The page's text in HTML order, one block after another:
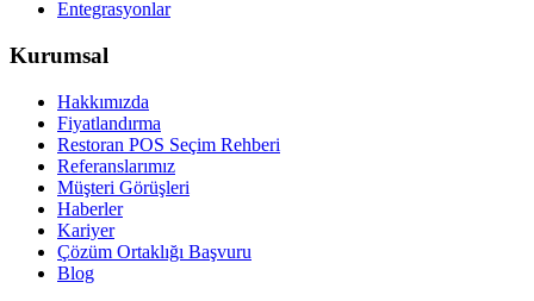
Entegrasyonlar
Kurumsal
Hakkımızda
Fiyatlandırma
Restoran POS Seçim Rehberi
Referanslarımız
Müşteri Görüşleri
Haberler
Kariyer
Çözüm Ortaklığı Başvuru
Blog